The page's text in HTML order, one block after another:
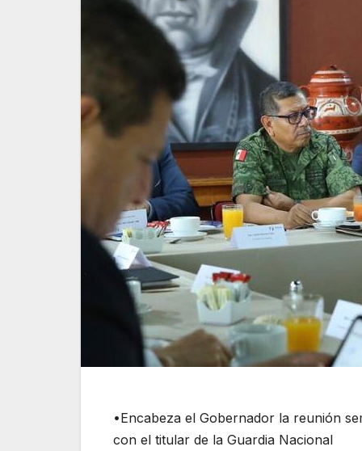
•Encabeza el Gobernador la reunión
con el titular de la Guardia Nacional